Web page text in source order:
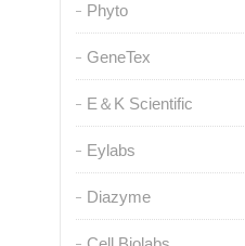
Phyto
GeneTex
E＆K Scientific
Eylabs
Diazyme